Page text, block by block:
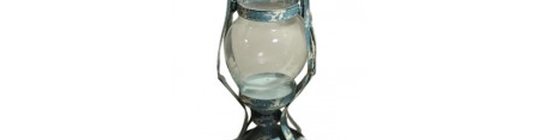
SERAMİK & CAM & POLİRİZEN